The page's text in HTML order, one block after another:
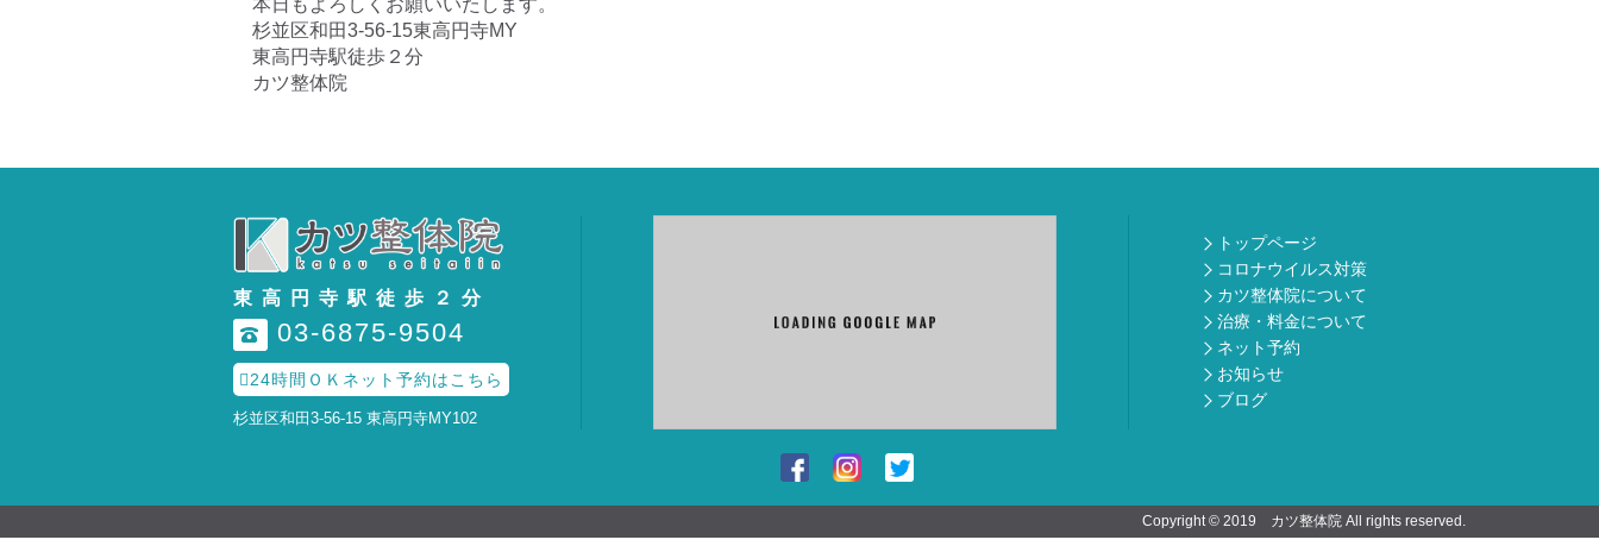
本日もよろしくお願いいたします。
杉並区和田3-56-15東高円寺MY
東高円寺駅徒歩２分
カツ整体院
東高円寺駅徒歩２分
 03-6875-9504
24時間ＯＫネット予約はこちら
杉並区和田3-56-15 東高円寺MY102
トップページ
コロナウイルス対策
カツ整体院について
治療・料金について
ネット予約
お知らせ
ブログ
Copyright © 2019 カツ整体院 All rights reserved.